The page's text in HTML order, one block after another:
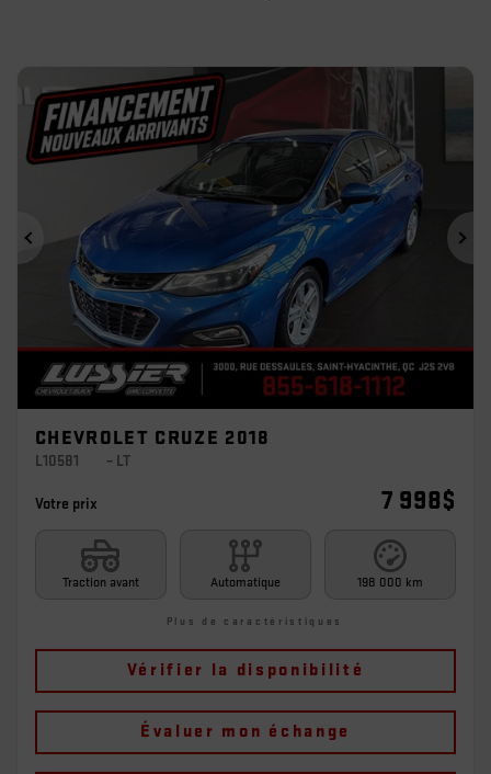
Précédent
CHEVROLET CRUZE 2018
L10581 – LT
Votre prix 7 998$
Traction avant Automatique 198 000 km
Plus de caractéristiques
Vérifier la disponibilité
Évaluer mon échange